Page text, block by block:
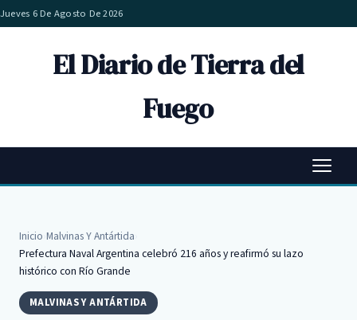
Jueves 6 De Agosto De 2026
El Diario de Tierra del
Fuego
Inicio Malvinas Y Antártida
Prefectura Naval Argentina celebró 216 años y reafirmó su lazo
histórico con Río Grande
MALVINAS Y ANTÁRTIDA